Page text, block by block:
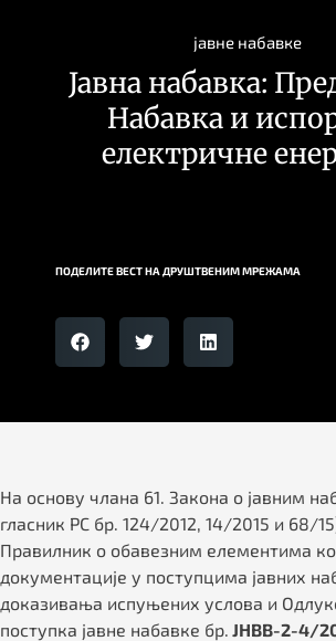
јавне набавке
Јавна набавка:
Набавка и
електричне
ПОДЕЛИТЕ ВЕСТ НА ДРУШТВЕНИМ МРЕЖАМА
На основу члана 61. Закона о јавним
гласник РС бр. 124/2012, 14/2015 и 68/
Правилник о обавезним елементима
документације у поступцима јавних
доказивања испуњених услова и
поступка јавне набавке бр. ЈНВВ-2-4/